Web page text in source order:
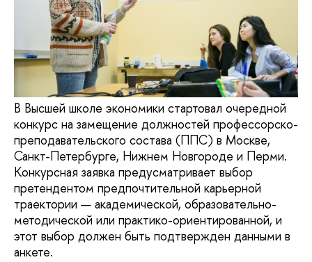
В Высшей школе экономики стартовал очередной
конкурс на замещение должностей профессорско-
преподавательского состава (ППС) в Москве,
Санкт-Петербурге, Нижнем Новгороде и Перми.
Конкурсная заявка предусматривает выбор
претендентом предпочтительной карьерной
траектории — академической, образовательно-
методической или практико-ориентированной, и
этот выбор должен быть подтвержден данными в
анкете.